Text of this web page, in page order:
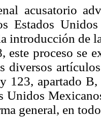
acusatorio
Estados
introducción de
este proceso se
diversos
123, apartado
Unidos
general, en